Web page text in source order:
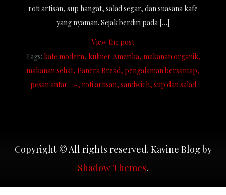
roti artisan, sup hangat, salad segar, dan suasana kafe
yang nyaman. Sejak berdiri pada […]
View the post
Tags: kafe modern kuliner Amerika makanan organik
makanan sehat Panera Bread pengalaman bersantap
pesan antar --> roti artisan sandwich sup dan salad
Copyright © All rights reserved. Kavine Blog by
Shadow Themes.